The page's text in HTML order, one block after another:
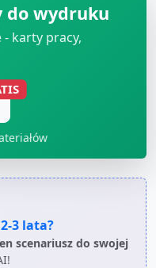
do wydruku
- karty pracy,
2-3 lata?
scenariusz do swojej